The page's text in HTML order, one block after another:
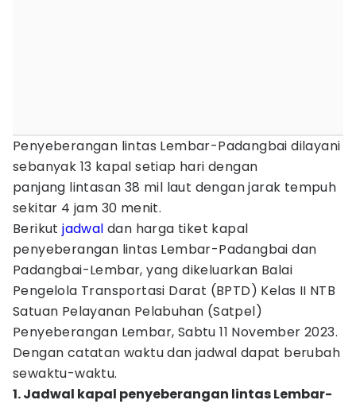
Penyeberangan lintas Lembar-Padangbai dilayani
sebanyak 13 kapal setiap hari dengan
panjang lintasan 38 mil laut dengan jarak tempuh
sekitar 4 jam 30 menit.
Berikutjadwal dan harga tiket kapal
penyeberangan lintas Lembar-Padangbai dan
Padangbai-Lembar, yang dikeluarkan Balai
Pengelola Transportasi Darat (BPTD) Kelas II NTB
Satuan Pelayanan Pelabuhan (Satpel)
Penyeberangan Lembar, Sabtu 11 November 2023.
Dengan catatan waktu dan jadwal dapat berubah
sewaktu-waktu.
1. Jadwal kapal penyeberangan lintas Lembar-